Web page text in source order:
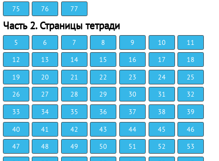
75
76 77
Часть 2. Страницы тетради
5 6 7 8 9 10
11
12
13 14 15 16 17
18
19
20 21 22 23 24
25
26
27 28 29 30 31
32
33
34 35 36 37 38
39
40
41 42 43 44 45
46
47
48 49 50 51 52
53